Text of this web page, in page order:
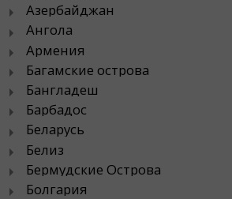
Азербайджан
Ангола
Армения
Багамские острова
Бангладеш
Барбадос
Беларусь
Белиз
Бермудские Острова
Болгария